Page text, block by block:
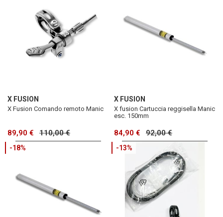
X FUSION
X Fusion Comando remoto Manic
89,90 € 110,00 €
X FUSION
X fusion Cartuccia reggisella Manic
esc. 150mm
84,90 € 92,00 €
-18% -13%